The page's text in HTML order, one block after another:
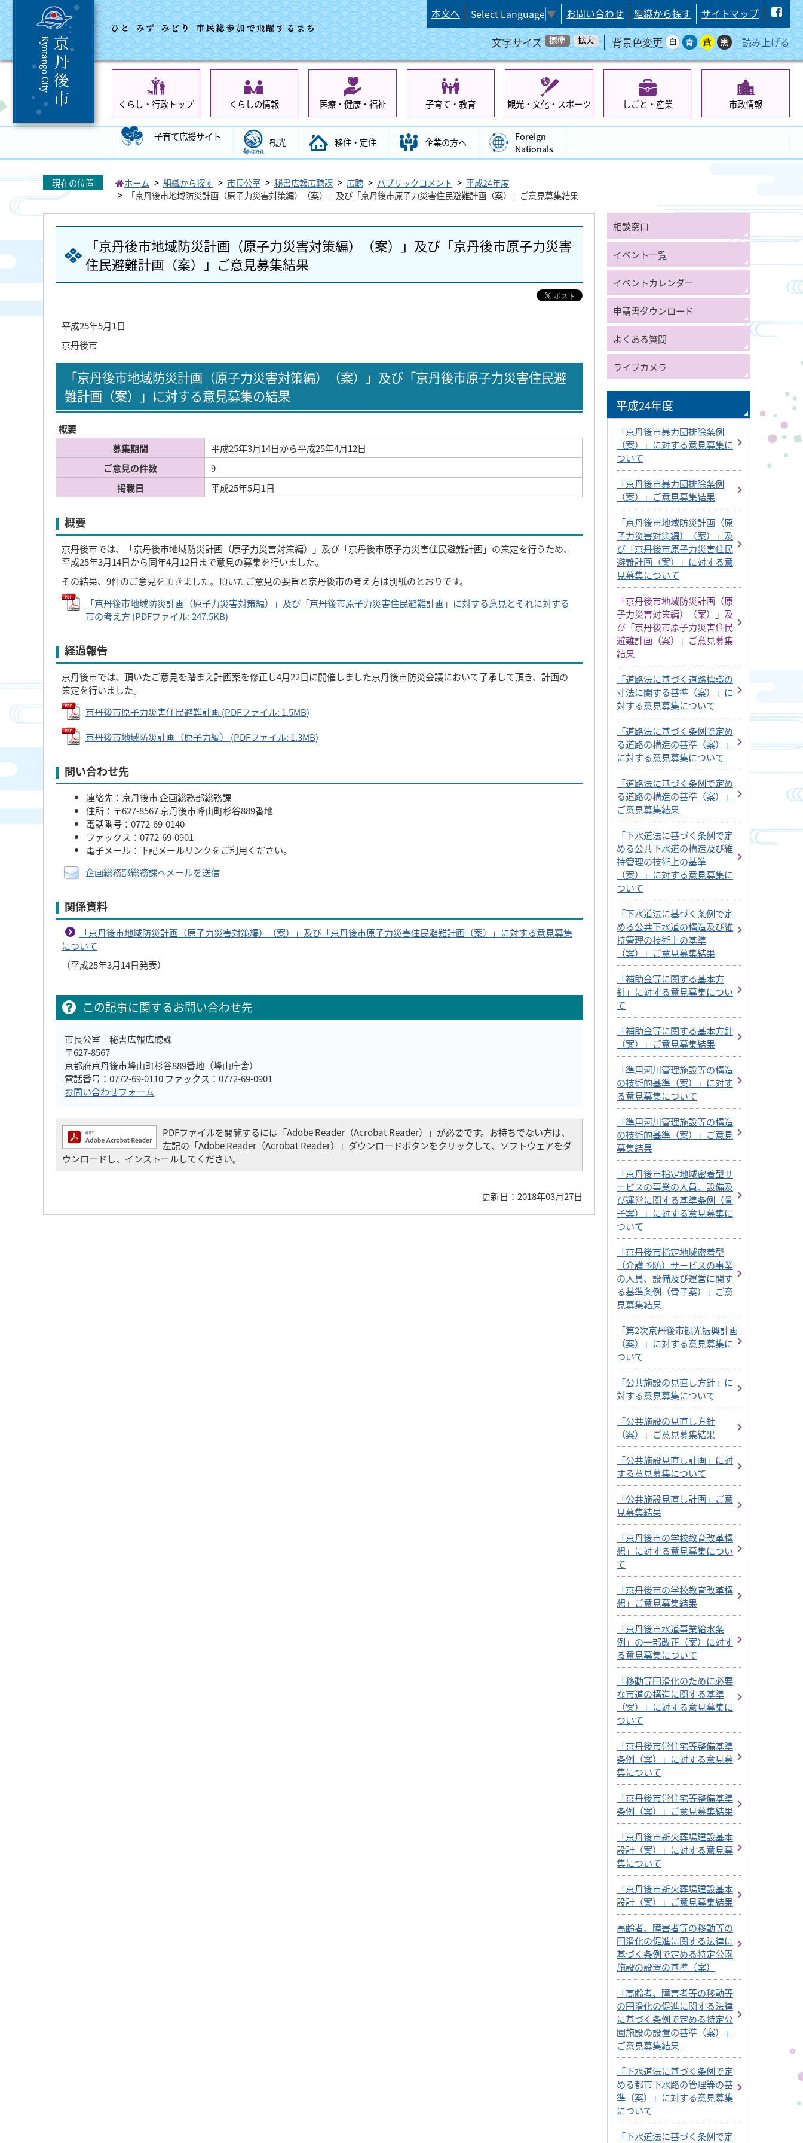
本文へ Select Language▼ お問い合わせ 組織から探す サイトマップ
文字サイズ 背景色変更 読み上げる
くらし・行政トップ くらしの情報 医療・健康・福祉 子育て・教育 観光・文化・スポーツ しごと・産業 市政情報
子育て応援サイト 観光 移住・定住 企業の方へ
Foreign
Nationals
現在の位置 ホーム 組織から探す 市長公室 秘書広報広聴課 広聴 パブリックコメント
平成24年度
「京丹後市地域防災計画（原子力災害対策編）（案）」及び「京丹後市原子力災害住民避難計画（案）」ご意見募集結果
「京丹後市地域防災計画（原子力災害対策編）（案）」及び「京丹後市原子力災害
住民避難計画（案）」ご意見募集結果
平成25年5月1日
京丹後市
「京丹後市地域防災計画（原子力災害対策編）（案）」及び「京丹後市原子力災害住民避
難計画（案）」に対する意見募集の結果
概要
募集期間
平成25年3月14日から平成25年4月12日
ご意見の件数
9
掲載日
平成25年5月1日
概要
京丹後市では、「京丹後市地域防災計画（原子力災害対策編）」及び「京丹後市原子力災害住民避難計画」の策定を行うため、
平成25年3月14日から同年4月12日まで意見の募集を行いました。
その結果、9件のご意見を頂きました。頂いたご意見の要旨と京丹後市の考え方は別紙のとおりです。
「京丹後市地域防災計画（原子力災害対策編）」及び「京丹後市原子力災害住民避難計画」に対する意見とそれに対する
市の考え方 (PDFファイル: 247.5KB)
経過報告
京丹後市では、頂いたご意見を踏まえ計画案を修正し4月22日に開催しました京丹後市防災会議において了承して頂き、計画の
策定を行いました。
京丹後市原子力災害住民避難計画 (PDFファイル: 1.5MB)
京丹後市地域防災計画（原子力編） (PDFファイル: 1.3MB)
問い合わせ先
連絡先：京丹後市 企画総務部総務課
住所：〒627-8567 京丹後市峰山町杉谷889番地
電話番号：0772-69-0140
ファックス：0772-69-0901
電子メール：下記メールリンクをご利用ください。
企画総務部総務課へメールを送信
関係資料
「京丹後市地域防災計画（原子力災害対策編）（案）」及び「京丹後市原子力災害住民避難計画（案）」に対する意見募集
について
（平成25年3月14日発表）
この記事に関するお問い合わせ先
市長公室 秘書広報広聴課
〒627-8567
京都府京丹後市峰山町杉谷889番地（峰山庁舎）
電話番号：0772-69-0110 ファックス：0772-69-0901
お問い合わせフォーム
PDFファイルを閲覧するには「Adobe Reader（Acrobat Reader）」が必要です。お持ちでない方は、
左記の「Adobe Reader（Acrobat Reader）」ダウンロードボタンをクリックして、ソフトウェアをダ
ウンロードし、インストールしてください。
更新日：2018年03月27日
相談窓口
イベント一覧
イベントカレンダー
申請書ダウンロード
よくある質問
ライブカメラ
平成24年度
「京丹後市暴力団排除条例
（案）」に対する意見募集に
ついて
「京丹後市暴力団排除条例
（案）」ご意見募集結果
「京丹後市地域防災計画（原
子力災害対策編）（案）」及
び「京丹後市原子力災害住民
避難計画（案）」に対する意
見募集について
「京丹後市地域防災計画（原
子力災害対策編）（案）」及
び「京丹後市原子力災害住民
避難計画（案）」ご意見募集
結果
「道路法に基づく道路標識の
寸法に関する基準（案）」に
対する意見募集について
「道路法に基づく条例で定め
る道路の構造の基準（案）」
に対する意見募集について
「道路法に基づく条例で定め
る道路の構造の基準（案）」
ご意見募集結果
「下水道法に基づく条例で定
める公共下水道の構造及び維
持管理の技術上の基準
（案）」に対する意見募集に
ついて
「下水道法に基づく条例で定
める公共下水道の構造及び維
持管理の技術上の基準
（案）」ご意見募集結果
「補助金等に関する基本方
針」に対する意見募集につい
て
「補助金等に関する基本方針
（案）」ご意見募集結果
「準用河川管理施設等の構造
の技術的基準（案）」に対す
る意見募集について
「準用河川管理施設等の構造
の技術的基準（案）」ご意見
募集結果
「京丹後市指定地域密着型サ
ービスの事業の人員、設備及
び運営に関する基準条例（骨
子案）」に対する意見募集に
ついて
「京丹後市指定地域密着型
（介護予防）サービスの事業
の人員、設備及び運営に関す
る基準条例（骨子案）」ご意
見募集結果
「第2次京丹後市観光振興計画
（案）」に対する意見募集に
ついて
「公共施設の見直し方針」に
対する意見募集について
「公共施設の見直し方針
（案）」ご意見募集結果
「公共施設見直し計画」に対
する意見募集について
「公共施設見直し計画」ご意
見募集結果
「京丹後市の学校教育改革構
想」に対する意見募集につい
て
「京丹後市の学校教育改革構
想」ご意見募集結果
「京丹後市水道事業給水条
例」の一部改正（案）に対す
る意見募集について
「移動等円滑化のために必要
な市道の構造に関する基準
（案）」に対する意見募集に
ついて
「京丹後市営住宅等整備基準
条例（案）」に対する意見募
集について
「京丹後市営住宅等整備基準
条例（案）」ご意見募集結果
「京丹後市新火葬場建設基本
設計（案）」に対する意見募
集について
「京丹後市新火葬場建設基本
設計（案）」ご意見募集結果
高齢者、障害者等の移動等の
円滑化の促進に関する法律に
基づく条例で定める特定公園
施設の設置の基準（案）
「高齢者、障害者等の移動等
の円滑化の促進に関する法律
に基づく条例で定める特定公
園施設の設置の基準（案）」
ご意見募集結果
「下水道法に基づく条例で定
める都市下水路の管理等の基
準（案）」に対する意見募集
について
「下水道法に基づく条例で定